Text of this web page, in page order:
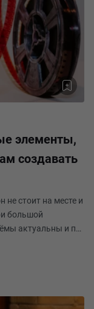
элементы,
создавать
стоит на месте и
большой
актуальны и по